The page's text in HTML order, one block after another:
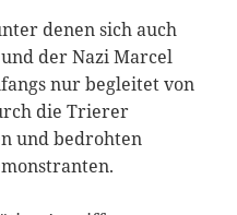
denen sich auch
der Nazi Marcel
nur begleitet von
die Trierer
und bedrohten